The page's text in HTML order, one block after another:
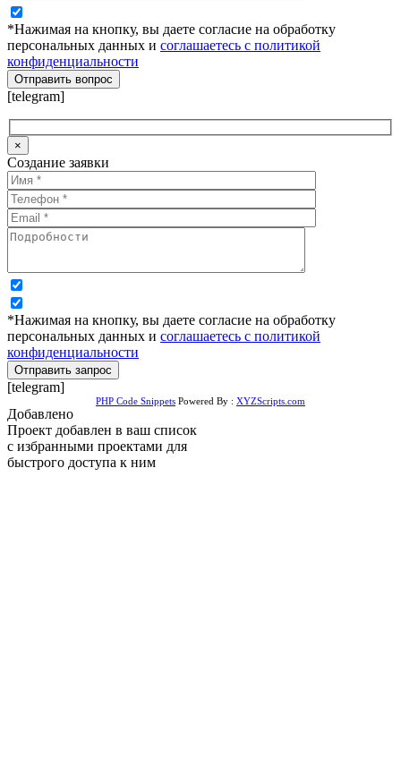
*Нажимая на кнопку, вы даете согласие на обработку
персональных данных и соглашаетесь с политикой
конфиденциальности
[telegram]
×
Создание заявки
*Нажимая на кнопку, вы даете согласие на обработку
персональных данных и соглашаетесь с политикой
конфиденциальности
[telegram]
PHP Code Snippets Powered By : XYZScripts.com
Добавлено
Проект добавлен в ваш список
с избранными проектами для
быстрого доступа к ним